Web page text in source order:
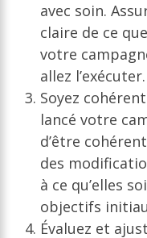
avec soin.
claire de ce
votre
allez l’exécuter.
Soyez
lancé votre
d’être
des
à ce qu’elles
objectifs
Évaluez et